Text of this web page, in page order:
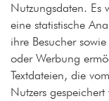
Nutzungsdaten. Es
eine statistische
ihre Besucher
oder Werbung
Textdateien, die
Nutzers